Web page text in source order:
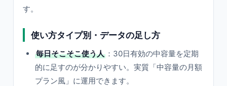
す。
使い方タイプ別・データの足し方
毎日そこそこ使う人 ：30日有効の中容量を定期
的に足すのが分かりやすい。実質「中容量の月額
プラン風」に運用できます。